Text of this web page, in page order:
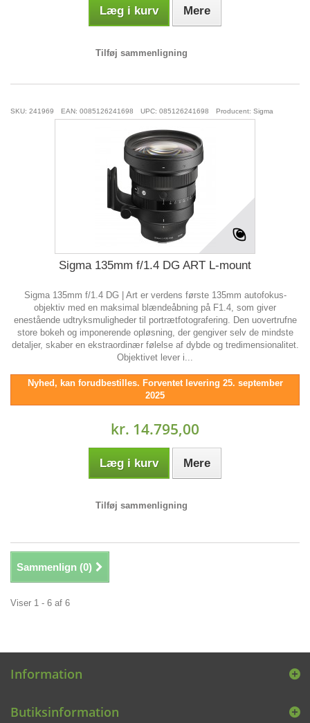
Læg i kurv Mere
Tilføj sammenligning
SKU: 241969 EAN: 0085126241698 UPC: 085126241698 Producent: Sigma
Sigma 135mm f/1.4 DG ART L-mount
Sigma 135mm f/1.4 DG | Art er verdens første 135mm autofokus-
objektiv med en maksimal blændeåbning på F1.4, som giver
enestående udtryksmuligheder til portrætfotografering. Den uovertrufne
store bokeh og imponerende opløsning, der gengiver selv de mindste
detaljer, skaber en ekstraordinær følelse af dybde og tredimensionalitet.
Objektivet lever i...
Nyhed, kan forudbestilles. Forventet levering 25. september
2025
kr. 14.795,00
Læg i kurv Mere
Tilføj sammenligning
Sammenlign (0)
Viser 1 - 6 af 6
Information
Butiksinformation